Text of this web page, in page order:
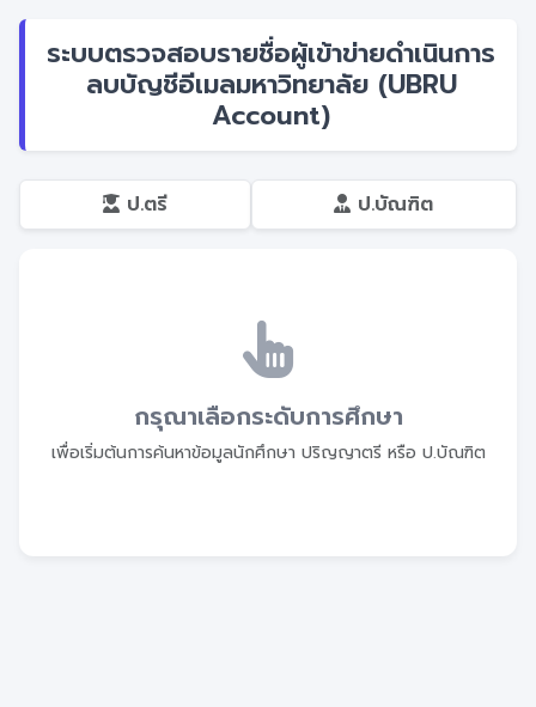
ระบบตรวจสอบรายชื่อผู้เข้าข่ายดำเนินการ
ลบบัญชีอีเมลมหาวิทยาลัย (UBRU
Account)
ป.ตรี ป.บัณฑิต
กรุณาเลือกระดับการศึกษา
เพื่อเริ่มต้นการค้นหาข้อมูลนักศึกษา ปริญญาตรี หรือ ป.บัณฑิต